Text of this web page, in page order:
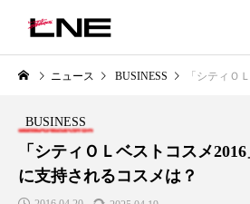
グローバルビューティ＆ヘルスケアビジネス誌
LIFESTYLE
ニュース BUSINESS 「シティＯＬベストコ
BUSINESS
「シティＯＬベストコスメ
に支持されるコスメは？